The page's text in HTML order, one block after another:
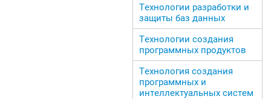
Технологии разработки и
защиты баз данных
Технологии создания
программных продуктов
Технология создания
программных и
интеллектуальных систем